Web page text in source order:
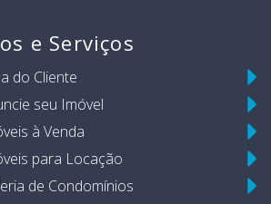
e Serviços
do Cliente
seu Imóvel
à Venda
para Locação
de Condomínios